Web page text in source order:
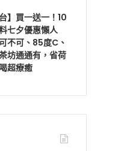
台】買一送一！10
七夕優惠懶人
不可、85度C、
坊通通有，省荷
超療癒